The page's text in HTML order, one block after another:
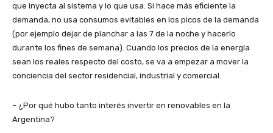
que inyecta al sistema y lo que usa. Si hace más eficiente la
demanda, no usa consumos evitables en los picos de la demanda
(por ejemplo dejar de planchar a las 7 de la noche y hacerlo
durante los fines de semana). Cuando los precios de la energía
sean los reales respecto del costo, se va a empezar a mover la
conciencia del sector residencial, industrial y comercial.
– ¿Por qué hubo tanto interés invertir en renovables en la
Argentina?